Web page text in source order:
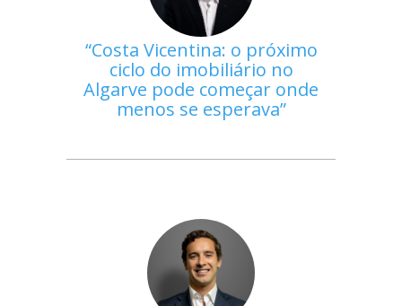
Costa Vicentina: o próximo
ciclo do imobiliário no
Algarve pode começar onde
menos se esperava